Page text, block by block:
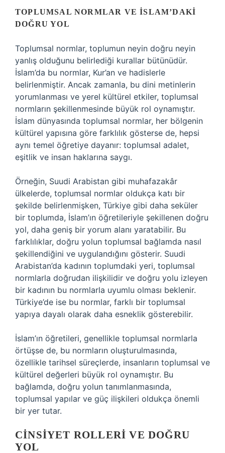
TOPLUMSAL NORMLAR VE İSLAM’DAKI
DOĞRU YOL
Toplumsal normlar, toplumun neyin doğru neyin
yanlış olduğunu belirlediği kurallar bütünüdür.
İslam’da bu normlar, Kur’an ve hadislerle
belirlenmiştir. Ancak zamanla, bu dini metinlerin
yorumlanması ve yerel kültürel etkiler, toplumsal
normların şekillenmesinde büyük rol oynamıştır.
İslam dünyasında toplumsal normlar, her bölgenin
kültürel yapısına göre farklılık gösterse de, hepsi
aynı temel öğretiye dayanır: toplumsal adalet,
eşitlik ve insan haklarına saygı.
Örneğin, Suudi Arabistan gibi muhafazakâr
ülkelerde, toplumsal normlar oldukça katı bir
şekilde belirlenmişken, Türkiye gibi daha seküler
bir toplumda, İslam’ın öğretileriyle şekillenen doğru
yol, daha geniş bir yorum alanı yaratabilir. Bu
farklılıklar, doğru yolun toplumsal bağlamda nasıl
şekillendiğini ve uygulandığını gösterir. Suudi
Arabistan’da kadının toplumdaki yeri, toplumsal
normlarla doğrudan ilişkilidir ve doğru yolu izleyen
bir kadının bu normlarla uyumlu olması beklenir.
Türkiye’de ise bu normlar, farklı bir toplumsal
yapıya dayalı olarak daha esneklik gösterebilir.
İslam’ın öğretileri, genellikle toplumsal normlarla
örtüşse de, bu normların oluşturulmasında,
özellikle tarihsel süreçlerde, insanların toplumsal ve
kültürel değerleri büyük rol oynamıştır. Bu
bağlamda, doğru yolun tanımlanmasında,
toplumsal yapılar ve güç ilişkileri oldukça önemli
bir yer tutar.
CINSIYET ROLLERI VE DOĞRU
YOL